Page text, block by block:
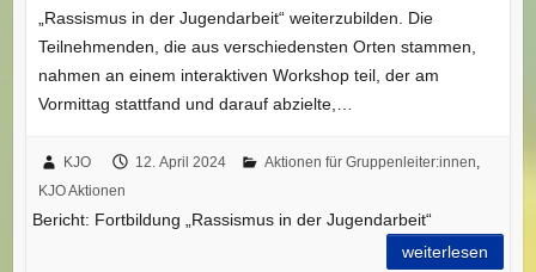
„Rassismus in der Jugendarbeit“ weiterzubilden. Die
Teilnehmenden, die aus verschiedensten Orten stammen,
nahmen an einem interaktiven Workshop teil, der am
Vormittag stattfand und darauf abzielte,…
KJO 12. April 2024 Aktionen für Gruppenleiter:innen,
KJO Aktionen
Bericht: Fortbildung „Rassismus in der Jugendarbeit“
weiterlesen